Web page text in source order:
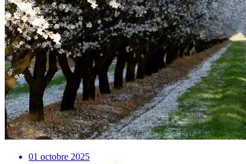
01 octobre 2025